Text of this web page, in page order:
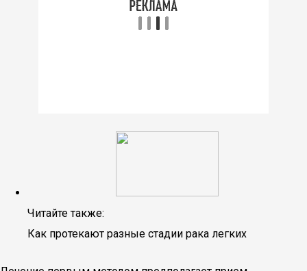
Читайте также:
Как протекают разные стадии рака легких